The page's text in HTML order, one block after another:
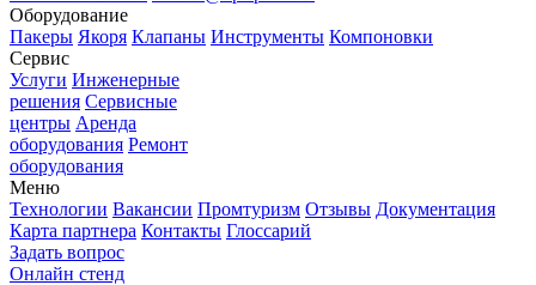
Оборудование
Пакеры Якоря Клапаны Инструменты Компоновки
Сервис
Услуги Инженерные
решения Сервисные
центры Аренда
оборудования Ремонт
оборудования
Меню
Технологии Вакансии Промтуризм Отзывы Документация
Карта партнера Контакты Глоссарий
Задать вопрос
Онлайн стенд